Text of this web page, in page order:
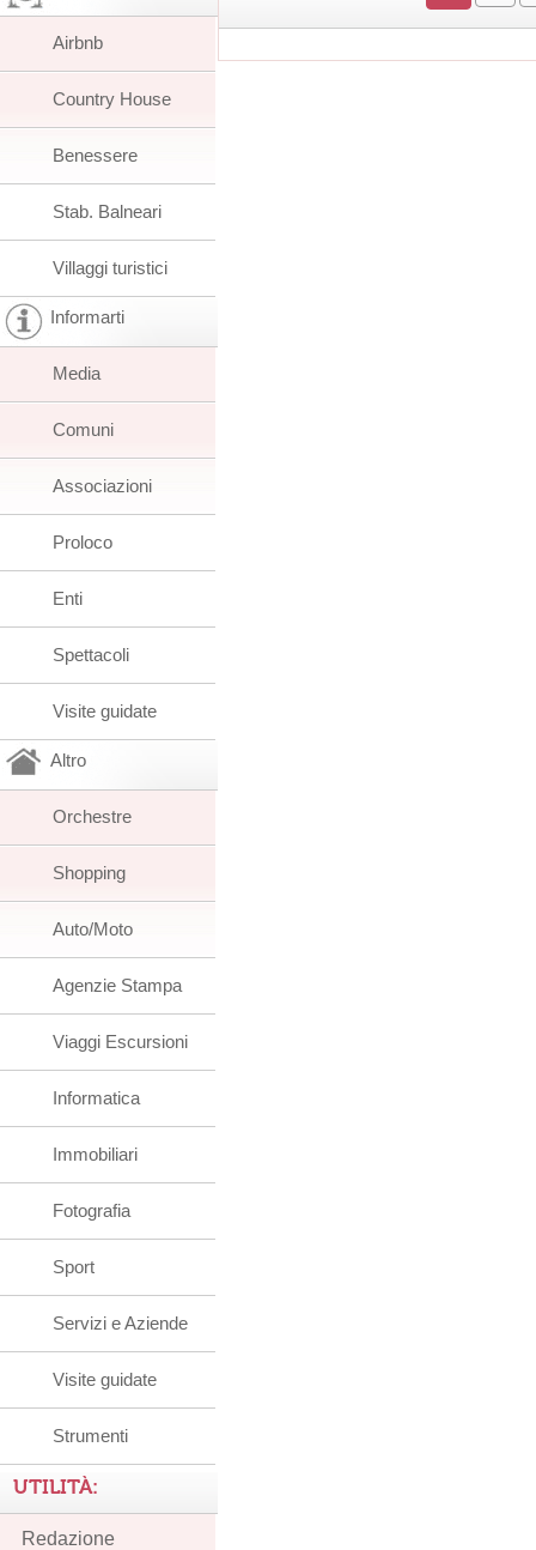
Airbnb
Country House
Benessere
Stab. Balneari
Villaggi turistici
Informarti
Media
Comuni
Associazioni
Proloco
Enti
Spettacoli
Visite guidate
Altro
Orchestre
Shopping
Auto/Moto
Agenzie Stampa
Viaggi Escursioni
Informatica
Immobiliari
Fotografia
Sport
Servizi e Aziende
Visite guidate
Strumenti
UTILITÀ:
Redazione